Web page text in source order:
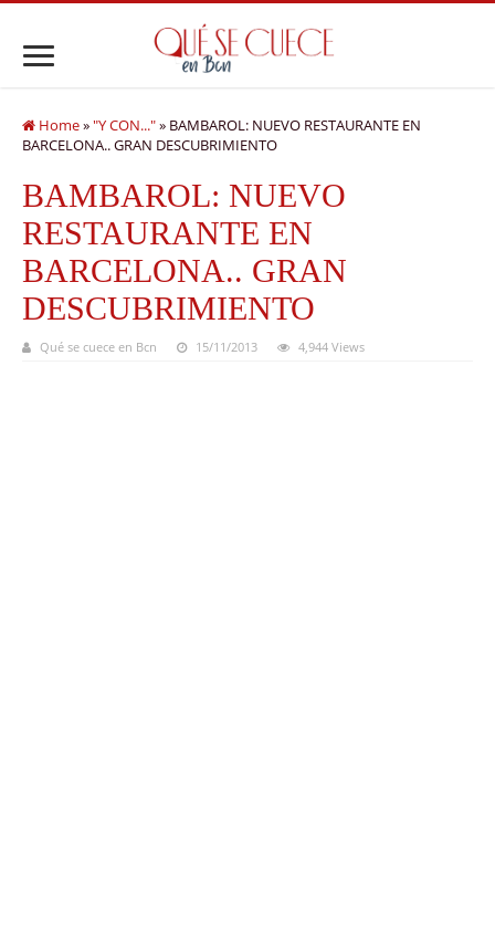
Home»"Y CON..."» BAMBAROL: NUEVO RESTAURANTE EN
BARCELONA.. GRAN DESCUBRIMIENTO
BAMBAROL: NUEVO
RESTAURANTE EN
BARCELONA.. GRAN
DESCUBRIMIENTO
Qué se cuece en Bcn 15/11/2013 4,944 Views